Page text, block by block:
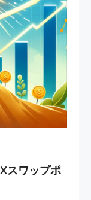
スワップポ